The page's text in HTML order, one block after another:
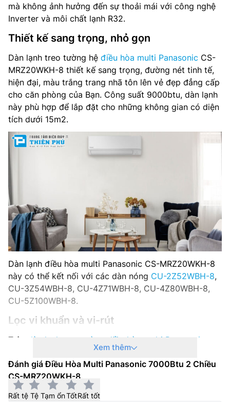
Môi chất lạnh: R32
Kích thước đường ống (lỏng/gas): 6.35/9.52 mm
Nơi sản xuất: Malaysia
Hãng sản xuất: Panasonic
Model năm: 2021
mà không ảnh hưởng đến sự thoải mái với công nghệ
Inverter và môi chất lạnh R32.
Thiết kế sang trọng, nhỏ gọn
Dàn lạnh treo tường hệ điều hòa multi Panasonic CS-
MRZ20WKH-8 thiết kế sang trọng, đường nét tinh tế,
hiện đại, màu trắng trang nhã tôn lên vẻ đẹp đẳng cấp
cho căn phòng của Bạn. Công suất 9000btu, dàn lạnh
này phù hợp để lắp đặt cho những không gian có diện
tích dưới 15m2.
Dàn lạnh điều hòa multi Panasonic CS-MRZ20WKH-8
này có thể kết nối với các dàn nóng CU-2Z52WBH-8,
CU-3Z54WBH-8, CU-4Z71WBH-8, CU-4Z80WBH-8,
CU-5Z100WBH-8.
Lọc vi khuẩn và vi-rút
Trên
dàn lạnh treo tường điều hòa multi Panasonic
inverter CS-MRZ20WKH-8 được tích hợp bộ lọc có
khả năng kháng khuẩn, vi-rút, dị ứng và nấm mốc,
đảm bảo mang lại luồng khí trong lành cho căn phòng.
Xem thêm
Đánh giá Điều Hòa Multi Panasonic 7000Btu 2 Chiều
CS-MRZ20WKH-8
Rất tệ Tệ Tạm ổnTốtRất tốt